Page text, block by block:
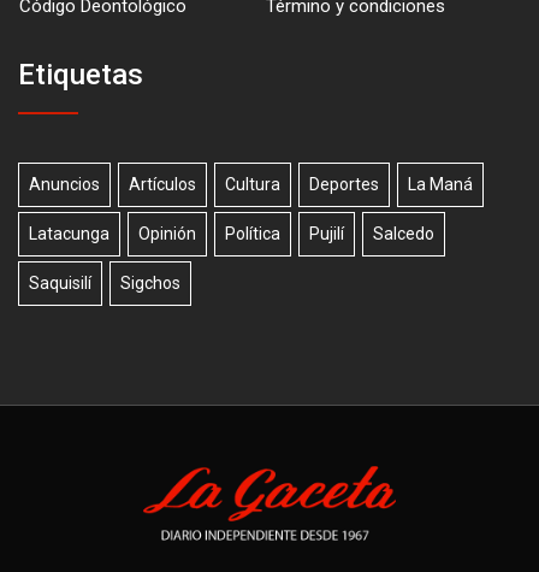
Código Deontológico
Término y condiciones
Etiquetas
Anuncios Artículos Cultura Deportes La Maná
Latacunga Opinión Política Pujilí Salcedo
Saquisilí Sigchos